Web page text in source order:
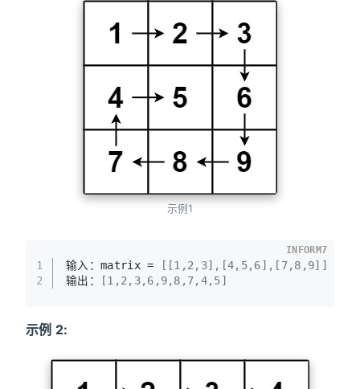
示例1
1
2
输入：matrix = [ [1,2,3] , [4,5,6] , [7,8,9] ]
输出：
[1,2,3,6,9,8,7,4,5]
INFORM7
示例 2: